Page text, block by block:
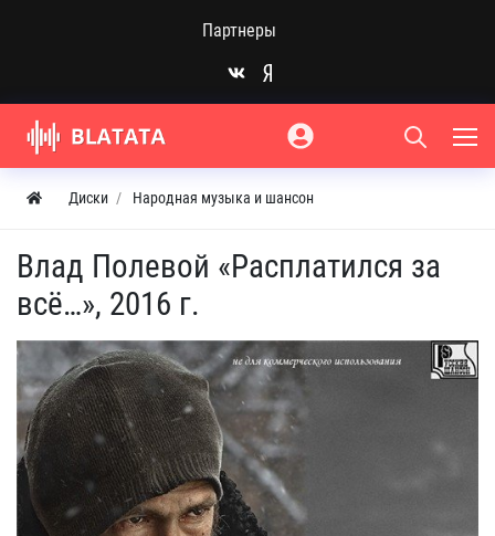
Партнеры
Диски Народная музыка и шансон
Влад Полевой «Расплатился за
всё…», 2016 г.